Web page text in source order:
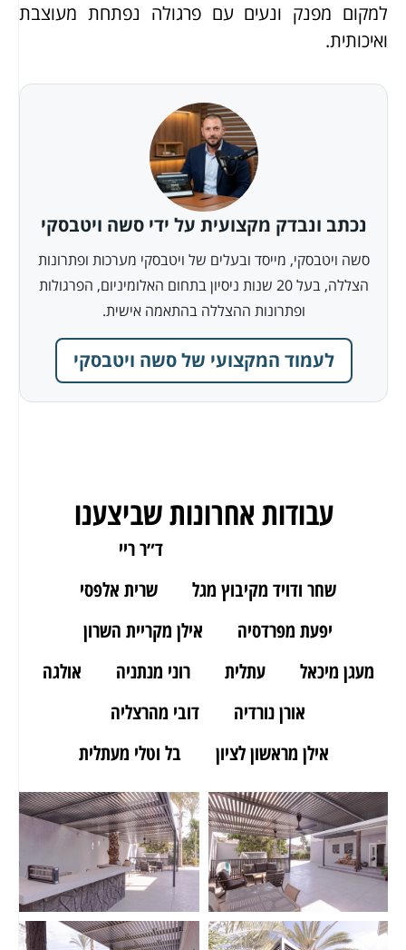
למקום מפנק ונעים עם פרגולה נפתחת מעוצבת
ואיכותית.
נכתב ונבדק מקצועית על ידי סשה ויטבסקי
סשה ויטבסקי, מייסד ובעלים של ויטבסקי מערכות ופתרונות
הצללה, בעל 20 שנות ניסיון בתחום האלומיניום, הפרגולות
ופתרונות ההצללה בהתאמה אישית.
לעמוד המקצועי של סשה ויטבסקי
עבודות אחרונות שביצענו
ד״ר ריי
שחר ודויד מקיבוץ מגל
שרית אלפסי
יפעת מפרדסיה
אילן מקריית השרון
מעגן מיכאל
עתלית רוני מנתניה
אולגה
אורן נורדיה
דובי מהרצליה
אילן מראשון לציון
בל וטלי מעתלית